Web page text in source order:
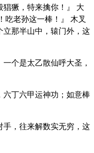
猖獗，特来擒你！』 大
吃老孙这一棒！』 木叉
立那半山中，辕门外，这
个是太乙散仙呼大圣，
丁六甲运神功；如意棒
手，往来解数实无穷，这